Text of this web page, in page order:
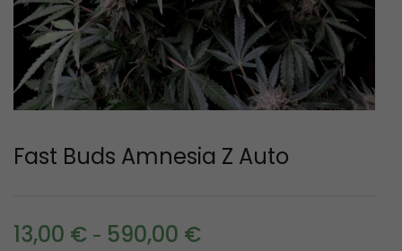
Fast Buds Amnesia Z Auto
13,00 € - 590,00 €